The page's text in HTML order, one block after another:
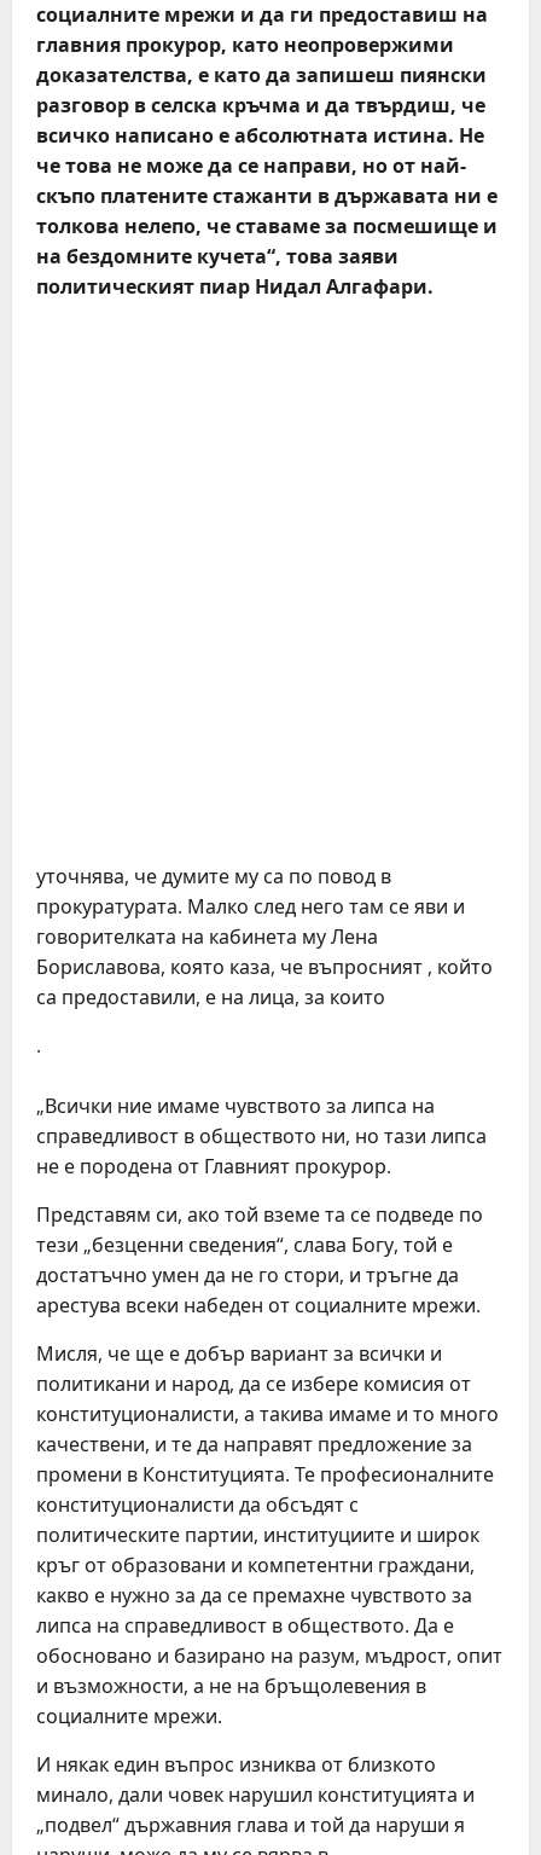
социалните мрежи и да ги предоставиш на
главния прокурор, като неопровержими
доказателства, е като да запишеш пиянски
разговор в селска кръчма и да твърдиш, че
всичко написано е абсолютната истина. Не
че това не може да се направи, но от най-
скъпо платените стажанти в държавата ни е
толкова нелепо, че ставаме за посмешище и
на бездомните кучета“, това заяви
политическият пиар Нидал Алгафари.
уточнява, че думите му са по повод в
прокуратурата. Малко след него там се яви и
говорителката на кабинета му Лена
Бориславова, която каза, че въпросният , който
са предоставили, е на лица, за които
.
„Всички ние имаме чувството за липса на
справедливост в обществото ни, но тази липса
не е породена от Главният прокурор.
Представям си, ако той вземе та се подведе по
тези „безценни сведения“, слава Богу, той е
достатъчно умен да не го стори, и тръгне да
арестува всеки набеден от социалните мрежи.
Мисля, че ще е добър вариант за всички и
политикани и народ, да се избере комисия от
конституционалисти, а такива имаме и то много
качествени, и те да направят предложение за
промени в Конституцията. Те професионалните
конституционалисти да обсъдят с
политическите партии, институциите и широк
кръг от образовани и компетентни граждани,
какво е нужно за да се премахне чувството за
липса на справедливост в обществото. Да е
обосновано и базирано на разум, мъдрост, опит
и възможности, а не на бръщолевения в
социалните мрежи.
И някак един въпрос изниква от близкото
минало, дали човек нарушил конституцията и
„подвел“ държавния глава и той да наруши я